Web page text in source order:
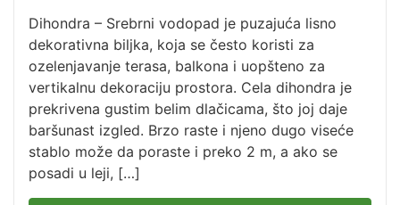
Dihondra – Srebrni vodopad je puzajuća lisno
dekorativna biljka, koja se često koristi za
ozelenjavanje terasa, balkona i uopšteno za
vertikalnu dekoraciju prostora. Cela dihondra je
prekrivena gustim belim dlačicama, što joj daje
baršunast izgled. Brzo raste i njeno dugo viseće
stablo može da poraste i preko 2 m, a ako se
posadi u leji, […]